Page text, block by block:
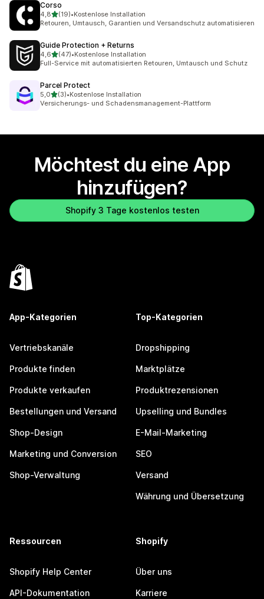
Corso
4,8von 5 Sternen
(19)
19 Rezensionen insgesamt
•Kostenlose Installation
Retouren, Umtausch, Garantien und Versandschutz automatisieren
Guide Protection + Returns
4,6von 5 Sternen
(47)
47 Rezensionen insgesamt
•Kostenlose Installation
Full-Service mit automatisierten Retouren, Umtausch und Schutz
Parcel Protect
5,0von 5 Sternen
(3)
3 Rezensionen insgesamt
•Kostenlose Installation
Versicherungs- und Schadensmanagement-Plattform
Möchtest du eine App
hinzufügen?
Shopify 3 Tage kostenlos testen
App-Kategorien
Vertriebskanäle
Produkte finden
Produkte verkaufen
Bestellungen und Versand
Shop-Design
Marketing und Conversion
Shop-Verwaltung
Top-Kategorien
Dropshipping
Marktplätze
Produktrezensionen
Upselling und Bundles
E-Mail-Marketing
SEO
Versand
Währung und Übersetzung
Ressourcen
Shopify Help Center
API-Dokumentation
Shopify
Über uns
Karriere